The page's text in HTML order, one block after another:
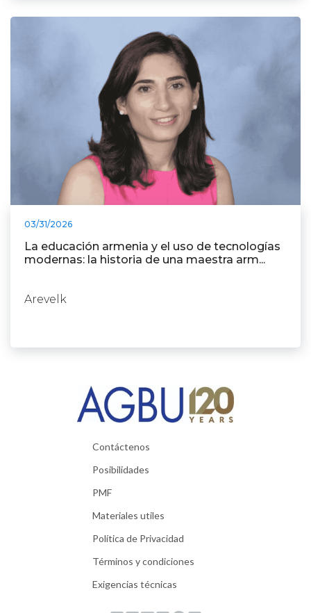
03/31/2026
La educación armenia y el uso de tecnologías
modernas: la historia de una maestra arm...
Arevelk
Contáctenos
Posibilidades
PMF
Materiales utiles
Política de Privacidad
Términos y condiciones
Exigencias técnicas